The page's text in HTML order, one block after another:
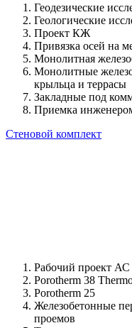
Геодезические
Геологические
Проект КЖ
Привязка осей на
Монолитная
Монолитные
крыльца и террасы
Закладные под
Приемка
Стеновой комплект
Рабочий проект АС
Porotherm 38
Porotherm 25
Железобетонные
проемов